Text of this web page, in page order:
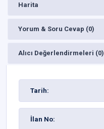
Harita
Yorum & Soru Cevap (0)
Alıcı Değerlendirmeleri (0)
Tarih:
İlan No: